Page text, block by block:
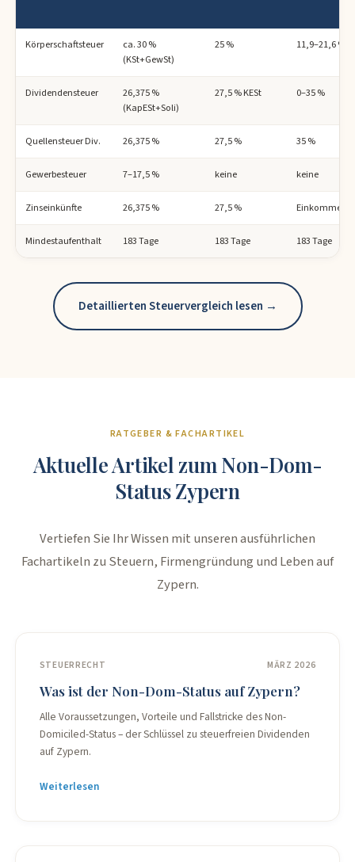
Körperschaftsteuer
ca. 30 %
(KSt+GewSt)
25 % 11,9–21,6 %
Dividendensteuer
26,375 %
(KapESt+Soli)
27,5 % KESt 0–35 %
Quellensteuer Div. 26,375 % 27,5 % 35 %
Gewerbesteuer 7–17,5 % keine keine
Zinseinkünfte 26,375 % 27,5 %
Mindestaufenthalt 183 Tage 183 Tage 183 Tage
Detaillierten Steuervergleich lesen →
RATGEBER & FACHARTIKEL
Aktuelle Artikel zum Non-Dom-
Status Zypern
Vertiefen Sie Ihr Wissen mit unseren ausführlichen
Fachartikeln zu Steuern, Firmengründung und Leben auf
Zypern.
STEUERRECHT MÄRZ 2026
Was ist der Non-Dom-Status auf Zypern?
Alle Voraussetzungen, Vorteile und Fallstricke des Non-
Domiciled-Status – der Schlüssel zu steuerfreien Dividenden
auf Zypern.
Weiterlesen